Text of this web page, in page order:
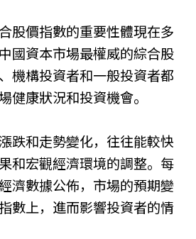
股價指數的重要性體現在多
國資本市場最權威的綜合股
機構投資者和一般投資者都
健康狀況和投資機會。
跌和走勢變化，往往能較快
和宏觀經濟環境的調整。每
濟數據公佈，市場的預期變
數上，進而影響投資者的情